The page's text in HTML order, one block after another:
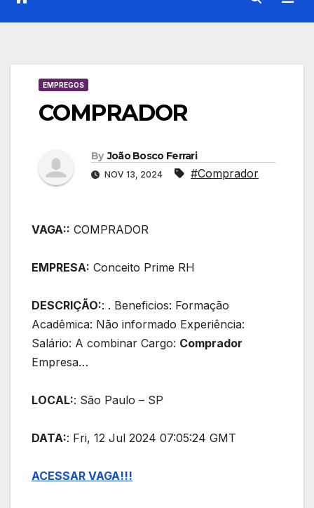
EMPREGOS
COMPRADOR
By João Bosco Ferrari
NOV 13, 2024 #Comprador
VAGA:: COMPRADOR
EMPRESA: Conceito Prime RH
DESCRIÇÃO:: . Beneficios: Formação
Acadêmica: Não informado Experiência:
Salário: A combinar Cargo: Comprador
Empresa…
LOCAL:: São Paulo – SP
DATA:: Fri, 12 Jul 2024 07:05:24 GMT
ACESSAR VAGA!!!